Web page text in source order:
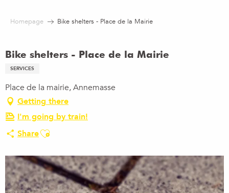
Homepage Bike shelters - Place de la Mairie
Bike shelters - Place de la Mairie
SERVICES
Place de la mairie, Annemasse
Getting there
I'm going by train!
ShareAjouter aux favoris